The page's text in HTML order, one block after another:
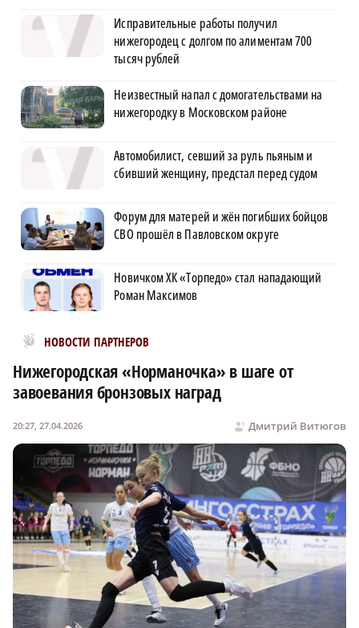
Исправительные работы получил
нижегородец с долгом по алиментам 700
тысяч рублей
Неизвестный напал с домогательствами на
нижегородку в Московском районе
Автомобилист, севший за руль пьяным и
сбивший женщину, предстал перед судом
Форум для матерей и жён погибших бойцов
СВО прошёл в Павловском округе
Новичком ХК «Торпедо» стал нападающий
Роман Максимов
НОВОСТИ ПАРТНЕРОВ
Новости МирТесен
Нижегородская «Норманочка» в шаге от
завоевания бронзовых наград
Дмитрий Витюгов
20:27, 27.04.2026